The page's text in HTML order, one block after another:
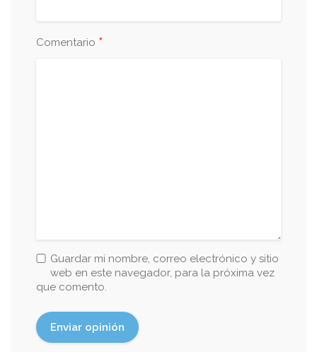
Comentario *
Guardar mi nombre, correo electrónico y sitio
web en este navegador, para la próxima vez
que comento.